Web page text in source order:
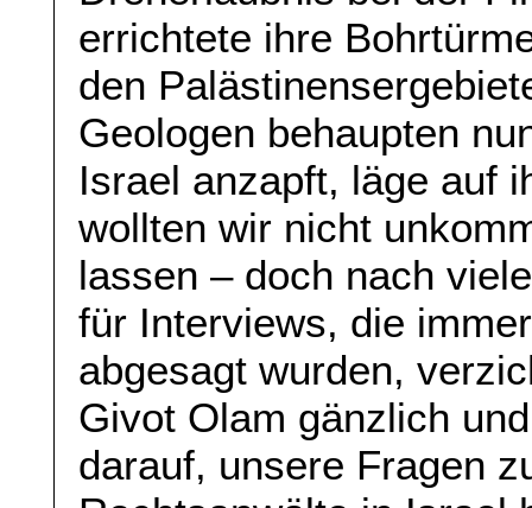
errichtete ihre
den
Geologen behaupten
Israel anzapft, läge auf
wollten wir nicht
lassen – doch nach
für Interviews, die
abgesagt wurden,
Givot Olam gänzlich
darauf, unsere Fragen